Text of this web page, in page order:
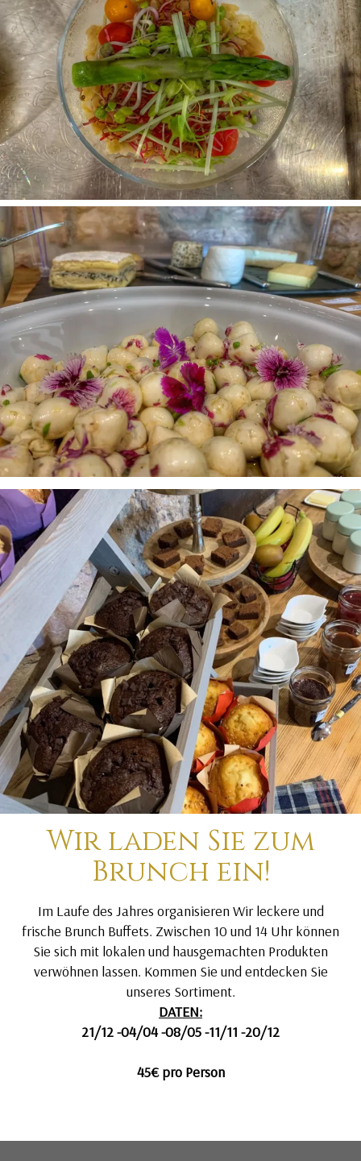
Wir laden Sie zum
Brunch ein!
Im Laufe des Jahres organisieren Wir leckere und
frische Brunch Buffets. Zwischen 10 und 14 Uhr können
Sie sich mit lokalen und hausgemachten Produkten
verwöhnen lassen. Kommen Sie und entdecken Sie
unseres Sortiment.
DATEN:
21/12 -04/04 -08/05 -11/11 -20/12
45€ pro Person